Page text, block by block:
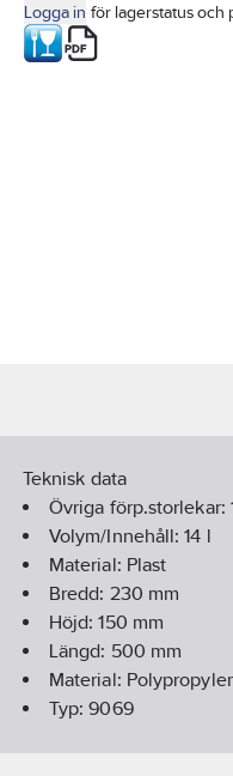
Logga in för lagerstatus och
Teknisk data
Övriga förp.storlekar:
Volym/Innehåll:14 l
Material: Plast
Bredd: 230 mm
Höjd:150 mm
Längd: 500 mm
Material:
Typ:9069